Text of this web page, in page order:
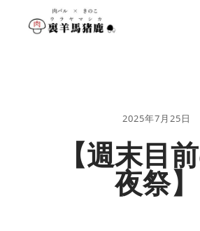
2025年7月25日
【週末目
夜祭】